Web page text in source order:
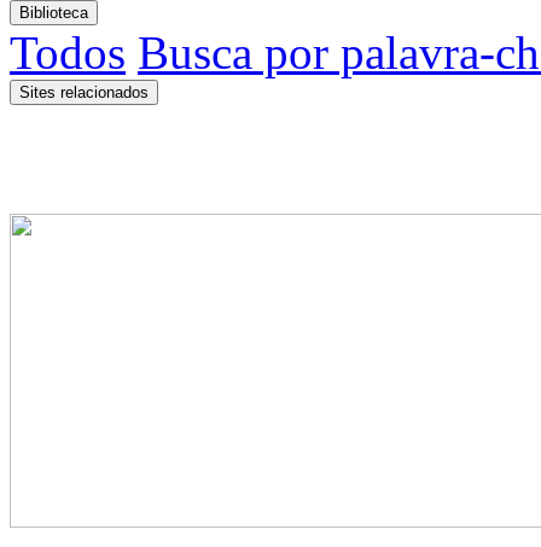
Biblioteca
Todos Busca por palavra-
Sites relacionados